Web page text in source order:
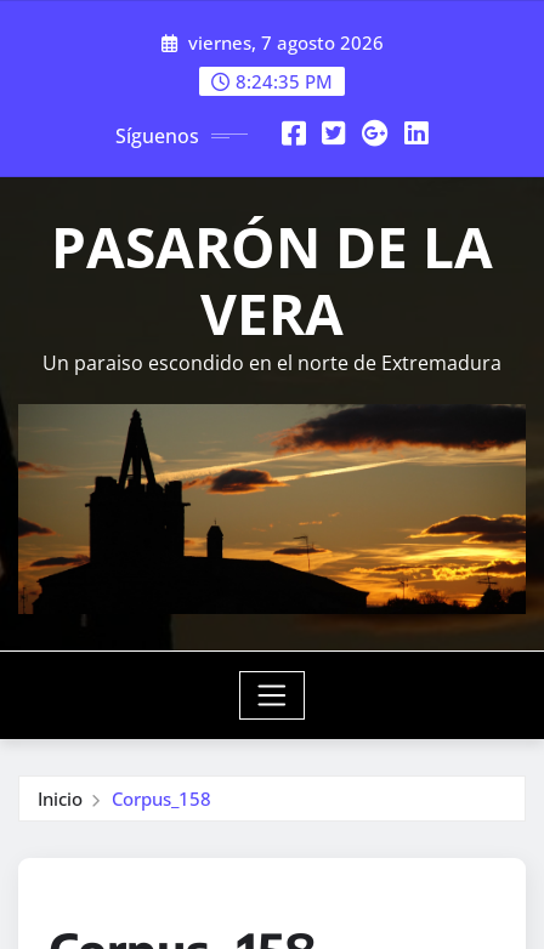
viernes, 7 agosto 2026
8:24:35 PM
Síguenos
PASARÓN DE LA
VERA
Un paraiso escondido en el norte de Extremadura
Inicio Corpus_158